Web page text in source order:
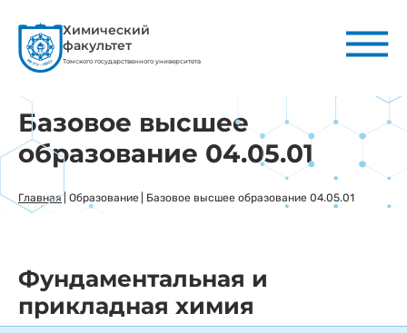
Химический
факультет
Томского государственного университета
Базовое высшее
образование 04.05.01
Главная| Образование Базовое высшее образование 04.05.01
Фундаментальная и
прикладная химия